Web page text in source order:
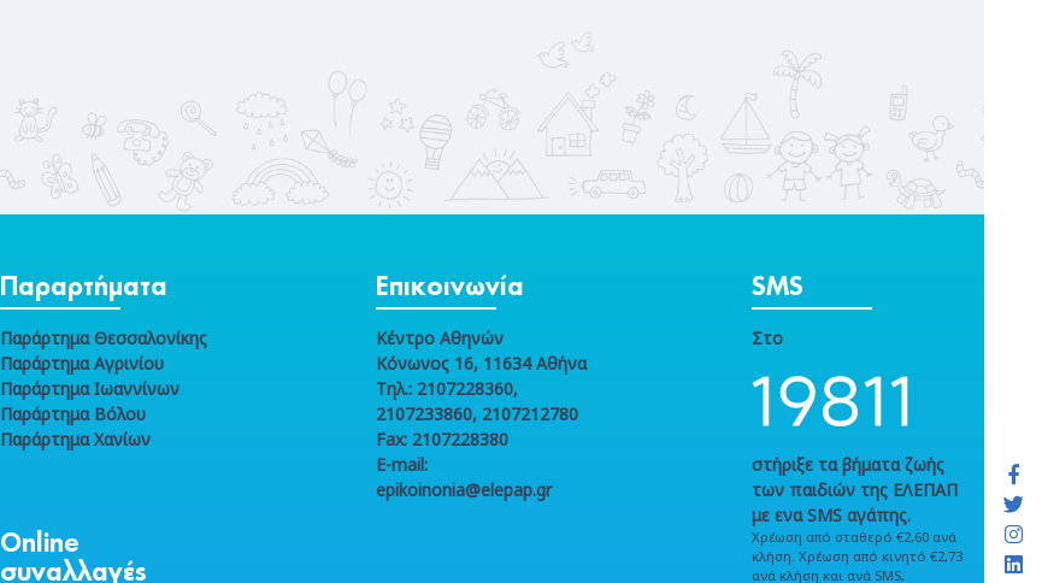
Παραρτήματα
Παράρτημα Θεσσαλονίκης
Παράρτημα Αγρινίου
Παράρτημα Ιωαννίνων
Παράρτημα Βόλου
Παράρτημα Χανίων
Online
συναλλαγές
Επικοινωνία
Κέντρο Αθηνών
Κόνωνος 16, 11634 Αθήνα
Τηλ.: 2107228360,
2107233860, 2107212780
Fax: 2107228380
E-mail:
epikoinonia@elepap.gr
SMS
Στο
στήριξε τα βήματα ζωής
των παιδιών της ΕΛΕΠΑΠ
με ενα SMS αγάπης.
Χρέωση από σταθερό €2,60 ανά
κλήση. Χρέωση από κινητό €2,73
ανά κλήση και ανά SMS,